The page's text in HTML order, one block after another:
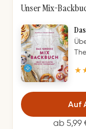
Unser Mix-
Auf
ab 5,99